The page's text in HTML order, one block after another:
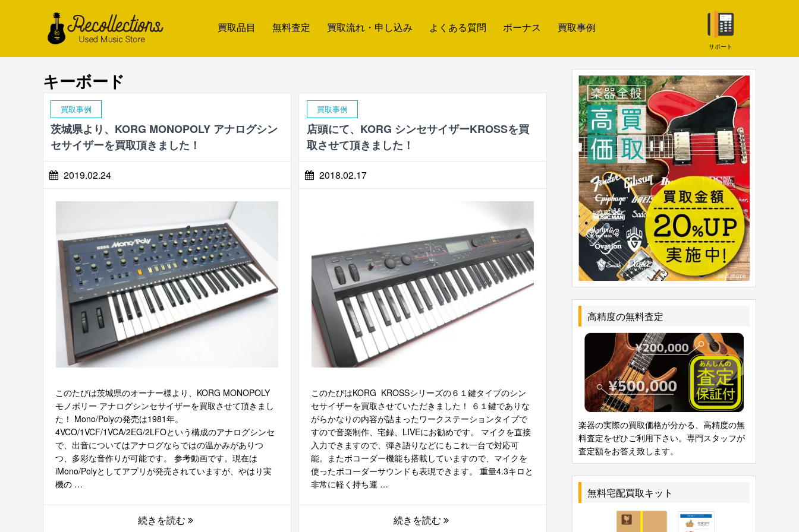
買取品目 無料査定 買取流れ・申し込み よくある質問 ボーナス 買取事例
サポート
キーボード
買取事例
茨城県より、KORG MONOPOLY アナログシン
セサイザーを買取頂きました！
2019.02.24
このたびは茨城県のオーナー様より、KORG MONOPOLY
モノポリー アナログシンセサイザーを買取させて頂きまし
た！ Mono/Polyの発売は1981年。
4VCO/1VCF/1VCA/2EG/2LFOという構成のアナログシンセ
で、出音についてはアナログならではの温かみがありつ
つ、多彩な音作りが可能です。 参考動画です。現在は
iMono/Polyとしてアプリが発売されていますが、やはり実
機の …
続きを読む
買取事例
店頭にて、KORG シンセサイザーKROSSを買
取させて頂きました！
2018.02.17
このたびはKORG KROSSシリーズの６１鍵タイプのシン
セサイザーを買取させていただきました！ ６１鍵でありな
がらかなりの内容が詰まったワークステーションタイプで
すので音楽制作、宅録、LIVEにお勧めです。 マイクを直接
入力できますので、弾き語りなどにもこれ一台で対応可
能。またボコーダー機能も搭載していますので、マイクを
使ったボコーダーサウンドも表現できます。 重量4.3キロと
非常に軽く持ち運 …
続きを読む
高精度の無料査定
楽器の実際の買取価格が分かる、高精度の無
料査定をぜひご利用下さい。専門スタッフが
査定額をお答え致します。
無料宅配買取キット